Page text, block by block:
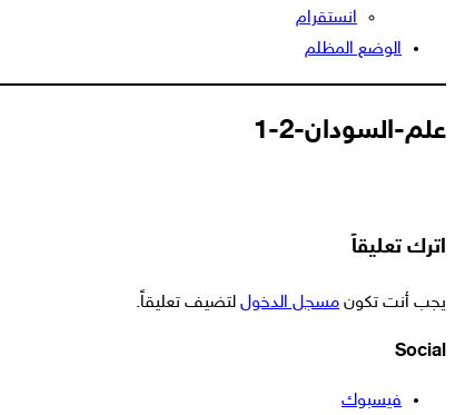
انستقرام
الوضع المظلم
علم-السودان-2-1
اترك تعليقاً
يجب أنت تكون مسجل الدخول لتضيف تعليقاً.
Social
فيسبوك